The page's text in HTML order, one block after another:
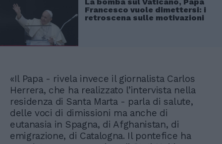
Francesco vuole dimettersi: i
retroscena sulle motivazioni
«Il Papa - rivela invece il giornalista Carlos
Herrera, che ha realizzato l’intervista nella
residenza di Santa Marta - parla di salute,
delle voci di dimissioni ma anche di
eutanasia in Spagna, di Afghanistan, di
emigrazione, di Catalogna. Il pontefice ha